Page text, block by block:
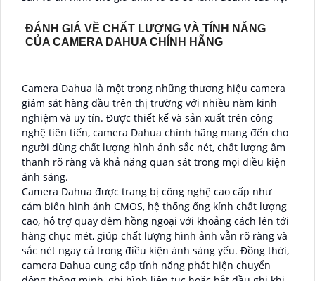
ĐÁNH GIÁ VỀ CHẤT LƯỢNG VÀ TÍNH NĂNG
CỦA CAMERA DAHUA CHÍNH HÃNG
Camera Dahua là một trong những thương hiệu camera
giám sát hàng đầu trên thị trường với nhiều năm kinh
nghiệm và uy tín. Được thiết kế và sản xuất trên công
nghệ tiên tiến, camera Dahua chính hãng mang đến cho
người dùng chất lượng hình ảnh sắc nét, chất lượng âm
thanh rõ ràng và khả năng quan sát trong mọi điều kiện
ánh sáng.
Camera Dahua được trang bị công nghệ cao cấp như
cảm biến hình ảnh CMOS, hệ thống ống kính chất lượng
cao, hỗ trợ quay đêm hồng ngoại với khoảng cách lên tới
hàng chục mét, giúp chất lượng hình ảnh vẫn rõ ràng và
sắc nét ngay cả trong điều kiện ánh sáng yếu. Đồng thời,
camera Dahua cung cấp tính năng phát hiện chuyển